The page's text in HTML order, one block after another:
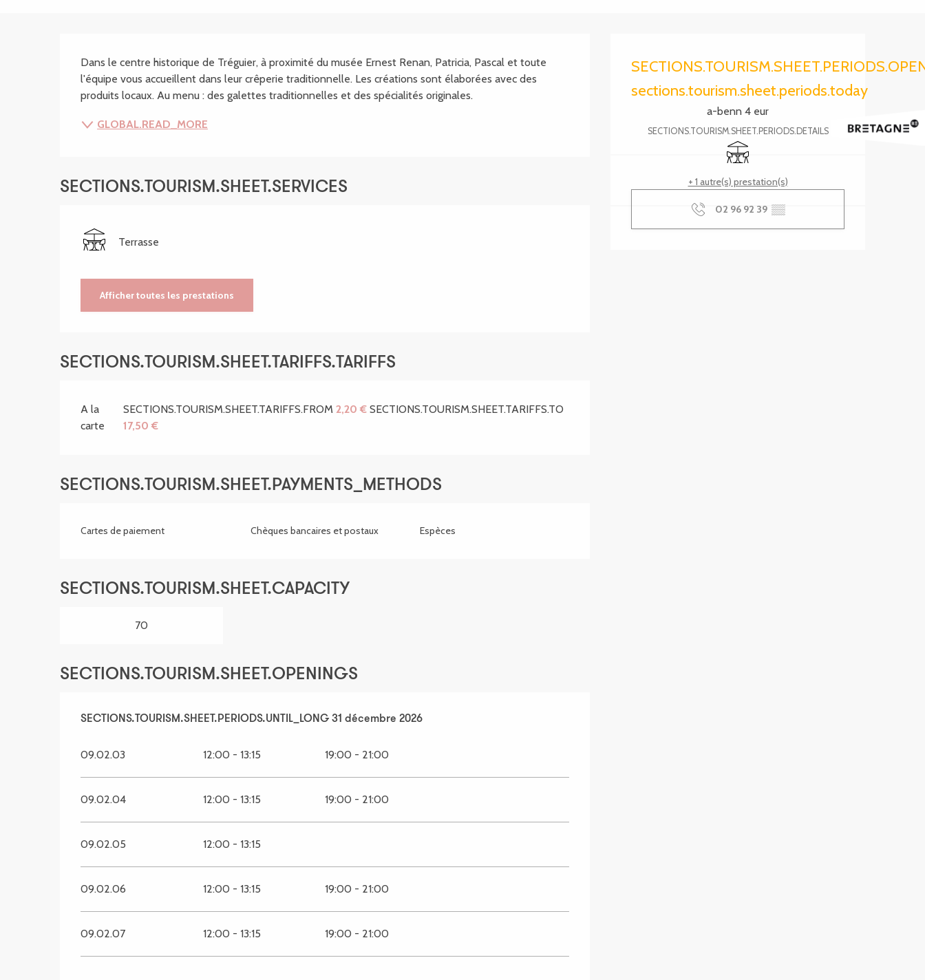
sections.tourism.sheet.periods.today
a-benn 4 eur
SECTIONS.TOURISM.SHEET.PERIODS.DETAILS
Terrasse
+ 1 autre(s) prestation(s)
02 96 92 39 ▒▒
SECTIONS.TOURISM.SHEET.DESCRIPTION
Dans le centre historique de Tréguier, à proximité du musée Ernest Renan, Patricia, Pascal et toute
l'équipe vous accueillent dans leur crêperie traditionnelle. Les créations sont élaborées avec des
produits locaux. Au menu : des galettes traditionnelles et des spécialités originales.
GLOBAL.READ_MORE
SECTIONS.TOURISM.SHEET.SERVICES
Terrasse
Afficher toutes les prestations
SECTIONS.TOURISM.SHEET.TARIFFS.TARIFFS
A la
carte
SECTIONS.TOURISM.SHEET.TARIFFS.FROM 2,20 €SECTIONS.TOURISM.SHEET.TARIFFS.TO
17,50 €
SECTIONS.TOURISM.SHEET.PAYMENTS_METHODS
Cartes de paiement Chèques bancaires et postaux Espèces
SECTIONS.TOURISM.SHEET.CAPACITY
70
SECTIONS.TOURISM.SHEET.OPENINGS
SECTIONS.TOURISM.SHEET.PERIODS.FROM5 janvier 2026SECTIONS.TOURISM.SHEET.PERIODS.UNTIL
SECTIONS.TOURISM.SHEET.PERIODS.UNTIL_LONG 31 décembre 2026
09.02.03 12:00 - 13:15 19:00 - 21:00
09.02.04 12:00 - 13:15 19:00 - 21:00
09.02.05 12:00 - 13:15
09.02.06 12:00 - 13:15 19:00 - 21:00
09.02.07 12:00 - 13:15 19:00 - 21:00